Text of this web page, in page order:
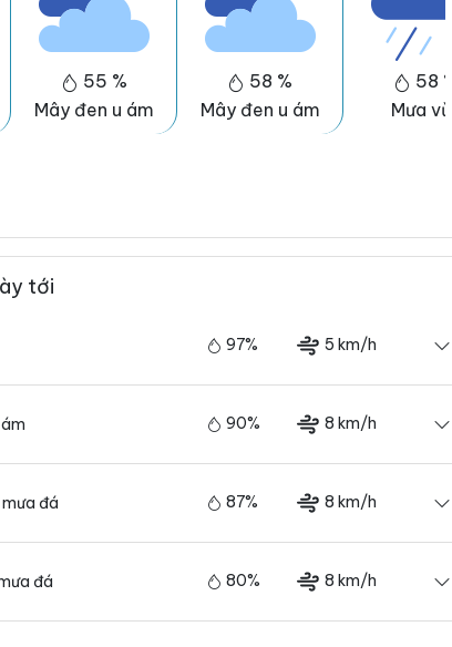
55 %
Mây đen u ám
58 %
Mây đen u ám
58 %
Mưa vừa
tới
97% 5 km/h
90% 8 km/h
đá 87% 8 km/h
đá 80% 8 km/h